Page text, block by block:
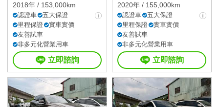
2018年 / 153,000km
認證車
五大保證
里程保證
實車實價
友善試車
非多元化營業用車
立即諮詢
2020年 / 155,000km
認證車
五大保證
里程保證
實車實價
友善試車
非多元化營業用車
立即諮詢